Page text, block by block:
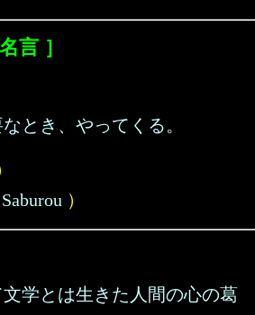
言 ］
とき、やってくる。
）
学とは生きた人間の心の葛